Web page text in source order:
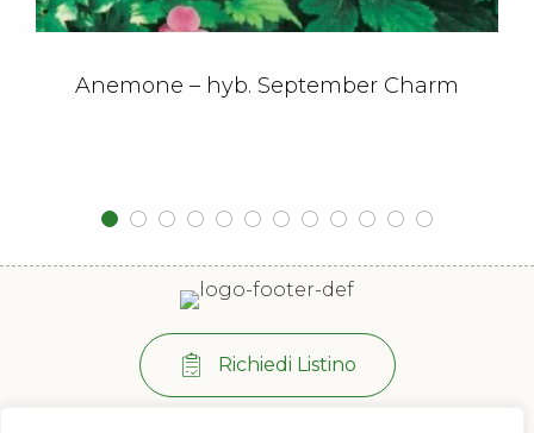
Anemone – hyb. September Charm
Richiedi Listino